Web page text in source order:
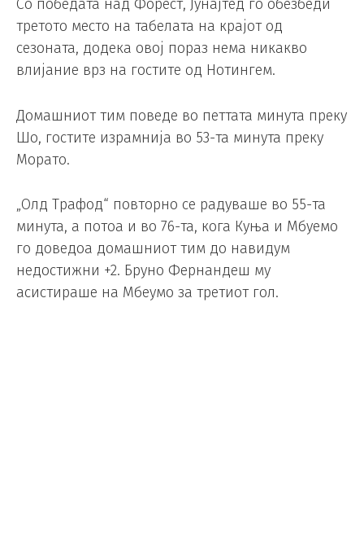
Со победата над Форест, Јунајтед го обезбеди
третото место на табелата на крајот од
сезоната, додека овој пораз нема никакво
влијание врз на гостите од Нотингем.
Домашниот тим поведе во петтата минута преку
Шо, гостите израмнија во 53-та минута преку
Морато.
„Олд Трафод“ повторно се радуваше во 55-та
минута, а потоа и во 76-та, кога Куња и Мбуемо
го доведоа домашниот тим до навидум
недостижни +2. Бруно Фернандеш му
асистираше на Мбеумо за третиот гол.